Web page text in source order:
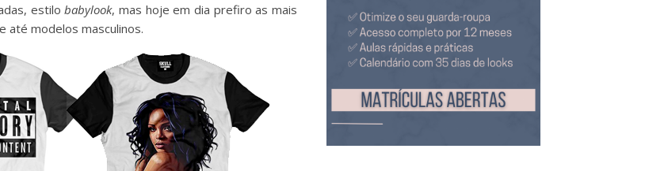
estilobabylook, mas hoje em dia prefiro as mais
até modelos masculinos.